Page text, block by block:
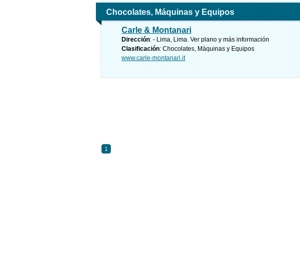
Chocolates, Máquinas y Equipos
Carle & Montanari
Dirección: - Lima, Lima. Ver plano y más información
Clasificación: Chocolates, Máquinas y Equipos
www.carle-montanari.it
1